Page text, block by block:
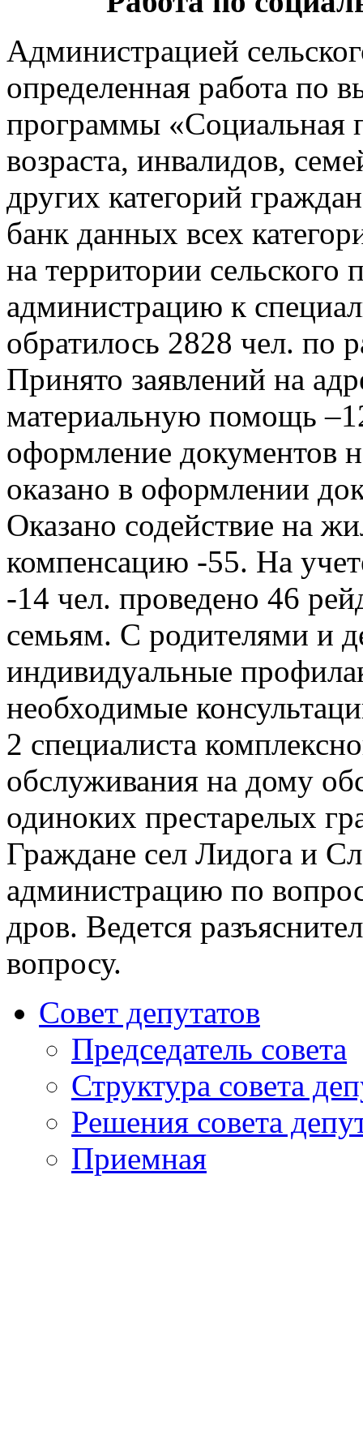
Администрацией
определенная работа по
программы «Социальная
возраста, инвалидов,
других категорий
банк данных всех
на территории сельского
администрацию к
обратилось 2828 чел. по
Принято заявлений на
материальную помощь
оформление документов
оказано в оформлении
Оказано содействие на
компенсацию -55. На
-14 чел. проведено 46
семьям. С родителями и
индивидуальные
необходимые
2 специалиста
обслуживания на дому
одиноких престарелых
Граждане сел Лидога и
администрацию по
дров. Ведется
вопросу.
Совет депутатов
Председатель совета
Структура совета
Решения совета
Приемная